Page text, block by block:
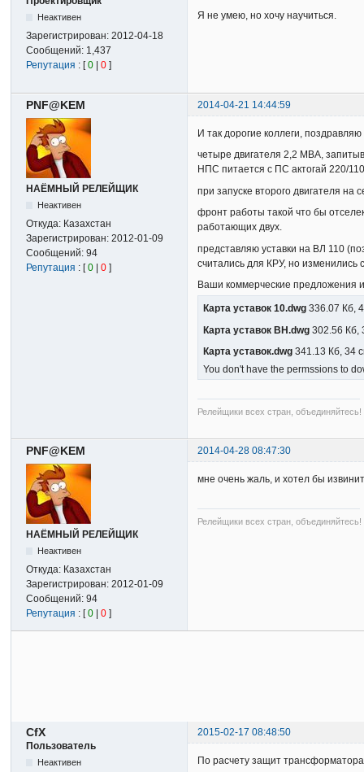
Неактивен
Зарегистрирован:2012-04-18
Сообщений: 1,437
Репутация : [0 |0 ]
Я не умею, но хочу научиться.
PNF@KEM 2014-04-21 14:44:59
НАЁМНЫЙ РЕЛЕЙЩИК
Неактивен
Откуда: Казахстан
Зарегистрирован:2012-01-09
Сообщений:94
Репутация : [0 |0 ]
И так дорогие коллеги,
четыре двигателя 2,2 МВА,
НПС питается с ПС актогай 220/
при запуске второго двигателя на
фронт работы такой что бы
работающих двух.
представляю уставки на ВЛ 110
считались для КРУ, но изменились
Ваши коммерческие предложения
Карта уставок 10.dwg 336.07 Кб,
Карта уставок ВН.dwg 302.56 Кб,
Карта уставок.dwg 341.13 Кб, 34
You don't have the permssions to
Релейщики всех стран, объединяйтесь!
PNF@KEM 2014-04-28 08:47:30
НАЁМНЫЙ РЕЛЕЙЩИК
Неактивен
Откуда: Казахстан
Зарегистрирован:2012-01-09
Сообщений:94
Репутация : [0 |0 ]
мне очень жаль, и хотел бы
Релейщики всех стран, объединяйтесь!
CfX
2015-02-17 08:48:50
Пользователь
Неактивен По расчету защит